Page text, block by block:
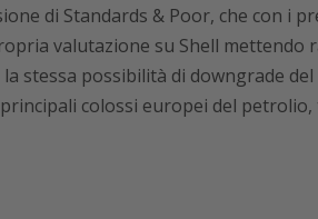
di Standards & Poor, che con i
valutazione su Shell mettendo
stessa possibilità di downgrade
colossi europei del petrolio,